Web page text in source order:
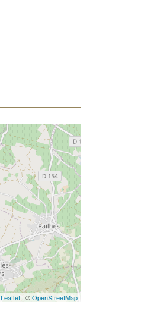
Leaflet| ©OpenStreetMap